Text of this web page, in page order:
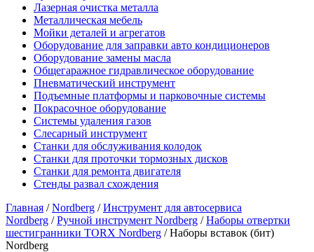
Лазерная очистка металла
Металлическая мебель
Мойки деталей и агрегатов
Оборудование для заправки авто кондиционеров
Оборудование замены масла
Общегаражное гидравлическое оборудование
Пневматический инструмент
Подъемные платформы и парковочные системы
Покрасочное оборудование
Системы удаления газов
Слесарный инструмент
Станки для обслуживания колодок
Станки для проточки тормозных дисков
Станки для ремонта двигателя
Стенды развал схождения
Главная /Nordberg /Инструмент для автосервиса
Nordberg /Ручной инструмент Nordberg /Наборы отвертки
шестигранники TORX Nordberg / Наборы вставок (бит)
Nordberg